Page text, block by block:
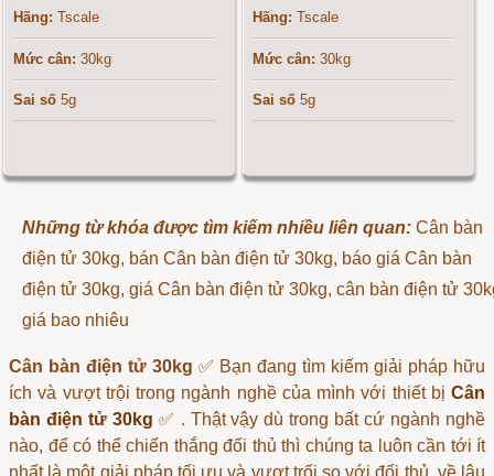
Hãng: Tscale
Mức cân: 30kg
Sai số 5g
Hãng: Tscale
Mức cân: 30kg
Sai số 5g
Những từ khóa được tìm kiếm nhiều liên quan: Cân bàn
điện tử 30kg, bán Cân bàn điện tử 30kg, báo giá Cân bàn
điện tử 30kg, giá Cân bàn điện tử 30kg, cân bàn điện tử
giá bao nhiêu
Cân bàn điện tử 30kg ✅ Bạn đang tìm kiếm giải pháp hữu
ích và vượt trội trong ngành nghề của mình với thiết bị Cân
bàn điện tử 30kg ✅ . Thật vậy dù trong bất cứ ngành nghề
nào, để có thể chiến thắng đối thủ thì chúng ta luôn cần tới ít